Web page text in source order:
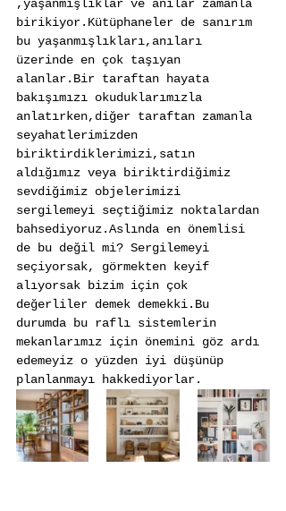
,yaşanmışlıklar ve anılar zamanla
birikiyor.Kütüphaneler de sanırım
bu yaşanmışlıkları,anıları
üzerinde en çok taşıyan
alanlar.Bir taraftan hayata
bakışımızı okuduklarımızla
anlatırken,diğer taraftan zamanla
seyahatlerimizden
biriktirdiklerimizi,satın
aldığımız veya biriktirdiğimiz
sevdiğimiz objelerimizi
sergilemeyi seçtiğimiz noktalardan
bahsediyoruz.Aslında en önemlisi
de bu değil mi? Sergilemeyi
seçiyorsak, görmekten keyif
alıyorsak bizim için çok
değerliler demek demekki.Bu
durumda bu raflı sistemlerin
mekanlarımız için önemini göz ardı
edemeyiz o yüzden iyi düşünüp
planlanmayı hakkediyorlar.